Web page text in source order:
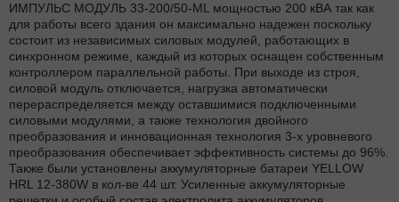
ИМПУЛЬС МОДУЛЬ 33-200/50-ML мощностью 200 кВА так как
для работы всего здания он максимально надежен поскольку
состоит из независимых силовых модулей, работающих в
синхронном режиме, каждый из которых оснащен собственным
контроллером параллельной работы. При выходе из строя,
силовой модуль отключается, нагрузка автоматически
перераспределяется между оставшимися подключенными
силовыми модулями, а также технология двойного
преобразования и инновационная технология 3-х уровневого
преобразования обеспечивает эффективность системы до 96%.
Также были установлены аккумуляторные батареи YELLOW
HRL 12-380W в кол-ве 44 шт. Усиленные аккумуляторные